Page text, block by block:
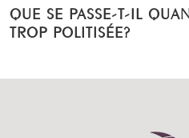
QUE SE PASSE-T-IL
TROP POLITISÉE?